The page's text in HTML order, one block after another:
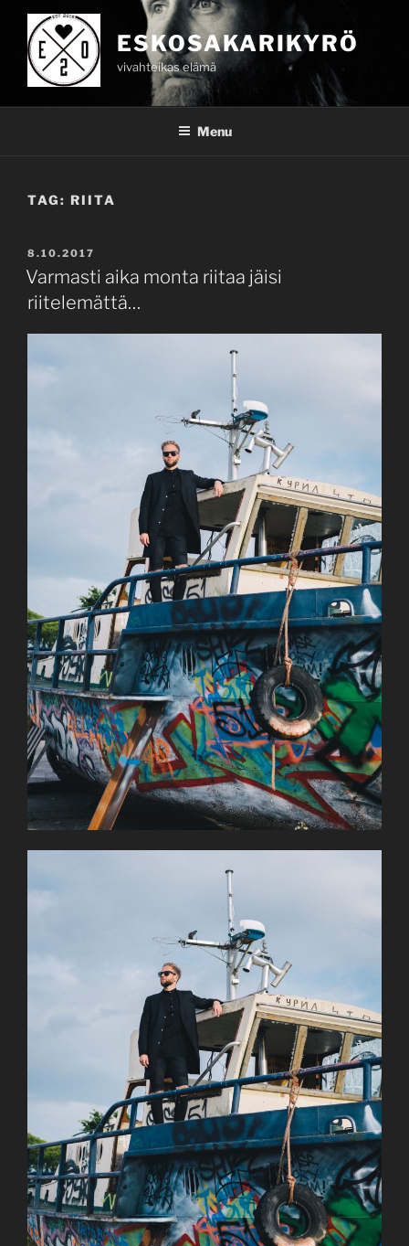
content
ESKOSAKARIKYRÖ
vivahteikas elämä
Menu
TAG: RIITA
POSTED
ON
8.10.2017
Varmasti aika monta riitaa jäisi
riitelemättä…